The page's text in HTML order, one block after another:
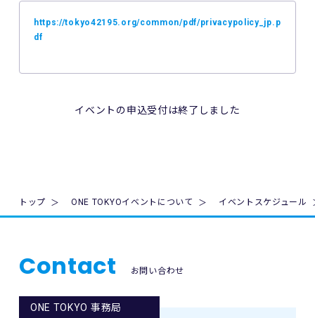
の非対応、インターネット回線の不具合などにより本イベン
トへのエントリーができなかったことについて、主催者は一
5. 公共交通機関の遅延、道路事情その他いかなる理由による
一切責任を負わず、本イベントの参加料の返金等は一切行い
に際し、主催者に故意又は重過失がある場合を除き、主催者
肖像、年齢、住所（国名、都道府県名または区市町村名）等
のテレビ・新聞・雑誌・SNS・インターネット等での掲載及
https://tokyo42195.org/common/pdf/privacypolicy_jp.p
df
イベントの申込受付は終了しました
トップ ONE TOKYOイベントについて イベントスケジュール
Contact お問い合わせ
ONE TOKYO 事務局